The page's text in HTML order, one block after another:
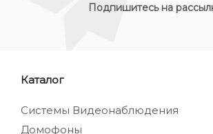
Подпишитесь на
Каталог
Системы Видеонаблюдения
Домофоны